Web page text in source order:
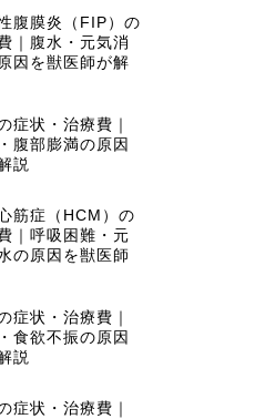
腹膜炎（FIP）の
｜腹水・元気消
因を獣医師が解
症状・治療費｜
腹部膨満の原因
説
筋症（HCM）の
｜呼吸困難・元
の原因を獣医師
症状・治療費｜
食欲不振の原因
説
症状・治療費｜